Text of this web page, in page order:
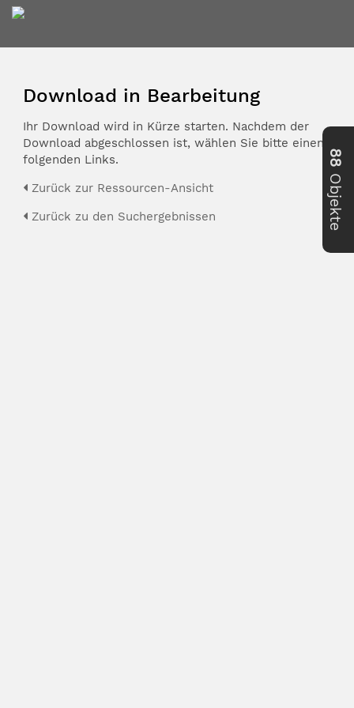
Download in Bearbeitung
Ihr Download wird in Kürze starten. Nachdem der
Download abgeschlossen ist, wählen Sie bitte einen der
folgenden Links.
Zurück zur Ressourcen-Ansicht
Zurück zu den Suchergebnissen
88
Objekte